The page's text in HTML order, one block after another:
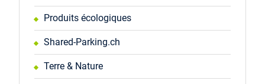
Produits écologiques
Shared-Parking.ch
Terre & Nature